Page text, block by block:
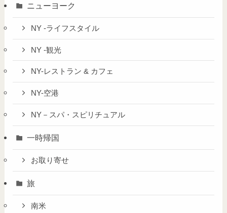
ニューヨーク
NY -ライフスタイル
NY -観光
NY-レストラン & カフェ
NY-空港
NY－スパ・スピリチュアル
一時帰国
お取り寄せ
旅
南米